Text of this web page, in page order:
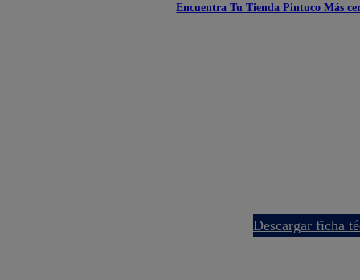
Encuentra Tu Tienda Pintuco Más
descargar ficha